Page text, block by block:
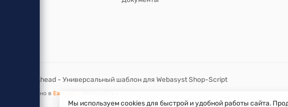
© 2026 Ahead - Универсальный шаблон для Webasyst Shop-Script
Разработано в Easyweb Webasyst
Мы используем cookies для быстрой и удобной работы сайта.